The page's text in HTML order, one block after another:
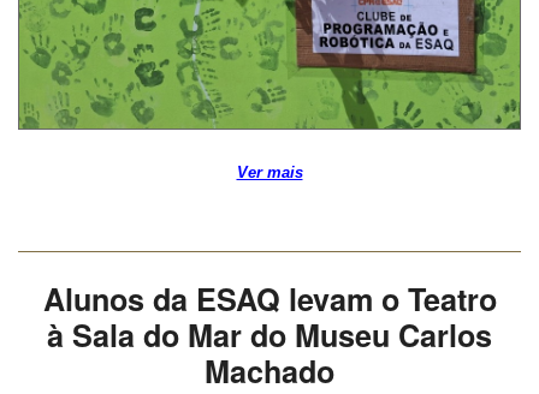
Ver mais
Alunos da ESAQ levam o Teatro
à Sala do Mar do Museu Carlos
Machado